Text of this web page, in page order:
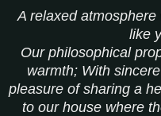
A relaxed
like
Our philosophical
warmth; With
pleasure of sharing a
to our house where